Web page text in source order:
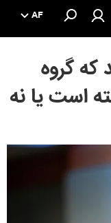
AF
که گروه
است یا نه